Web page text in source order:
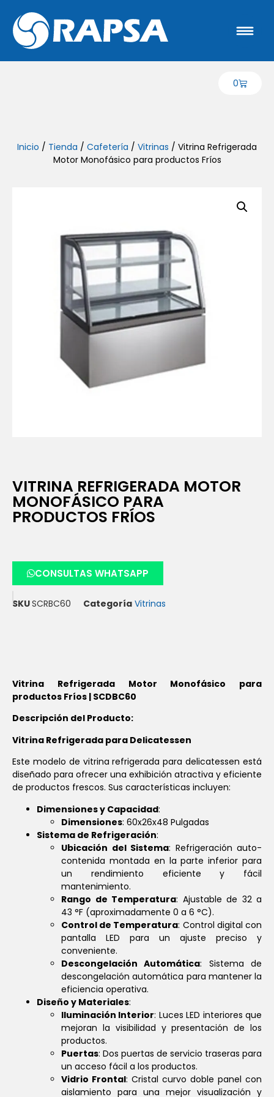
0
Inicio / Tienda / Cafetería / Vitrinas / Vitrina Refrigerada
Motor Monofásico para productos Fríos
VITRINA REFRIGERADA MOTOR
MONOFÁSICO PARA
PRODUCTOS FRÍOS
CONSULTAS WHATSAPP
SKUSCRBC60 Categoría Vitrinas
Vitrina Refrigerada Motor Monofásico para
productos Fríos | SCDBC60
Descripción del Producto:
Vitrina Refrigerada para Delicatessen
Este modelo de vitrina refrigerada para delicatessen está
diseñado para ofrecer una exhibición atractiva y eficiente
de productos frescos. Sus características incluyen:
Dimensiones y Capacidad:
Dimensiones: 60x26x48 Pulgadas
Sistema de Refrigeración:
Ubicación del Sistema: Refrigeración auto-
contenida montada en la parte inferior para
un rendimiento eficiente y fácil
mantenimiento.
Rango de Temperatura: Ajustable de 32 a
43 °F (aproximadamente 0 a 6 °C).
Control de Temperatura: Control digital con
pantalla LED para un ajuste preciso y
conveniente.
Descongelación Automática: Sistema de
descongelación automática para mantener la
eficiencia operativa.
Diseño y Materiales:
Iluminación Interior: Luces LED interiores que
mejoran la visibilidad y presentación de los
productos.
Puertas: Dos puertas de servicio traseras para
un acceso fácil a los productos.
Vidrio Frontal: Cristal curvo doble panel con
aislamiento para una mejor visualización y